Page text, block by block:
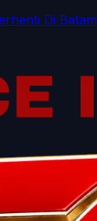
Gaji PPPK